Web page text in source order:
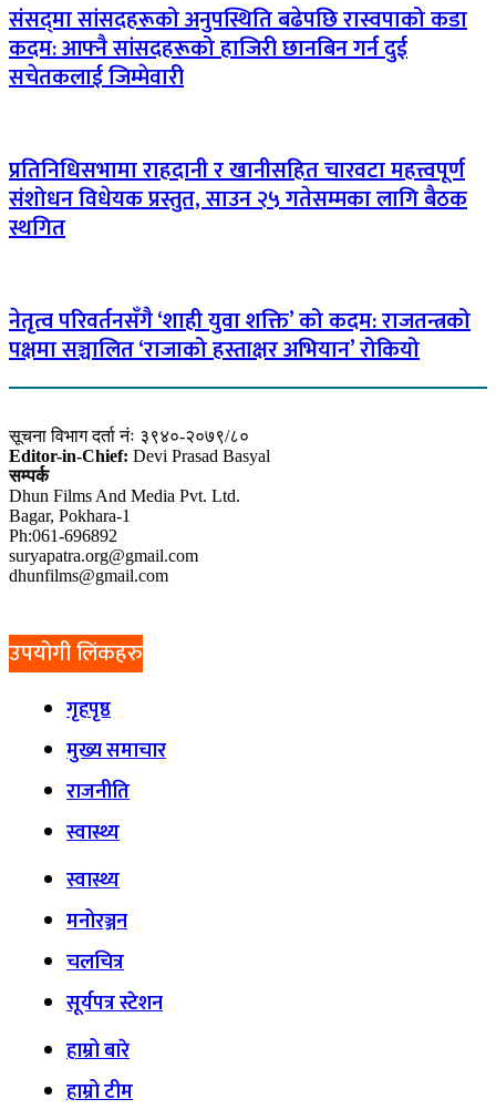
संसद्‌मा सांसदहरूको अनुपस्थिति बढेपछि रास्वपाको कडा
कदम: आफ्नै सांसदहरूको हाजिरी छानबिन गर्न दुई
सचेतकलाई जिम्मेवारी
प्रतिनिधिसभामा राहदानी र खानीसहित चारवटा महत्त्वपूर्ण
संशोधन विधेयक प्रस्तुत, साउन २५ गतेसम्मका लागि बैठक
स्थगित
नेतृत्व परिवर्तनसँगै ‘शाही युवा शक्ति’ को कदम: राजतन्त्रको
पक्षमा सञ्चालित ‘राजाको हस्ताक्षर अभियान’ रोकियो
सूचना विभाग दर्ता नंः ३९४०-२०७९/८०
Editor-in-Chief: Devi Prasad Basyal
सम्पर्क
Dhun Films And Media Pvt. Ltd.
Bagar, Pokhara-1
Ph:061-696892
suryapatra.org@gmail.com
dhunfilms@gmail.com
उपयोगी लिंकहरु
गृहपृष्ठ
मुख्य समाचार
राजनीति
स्वास्थ्य
स्वास्थ्य
मनोरञ्जन
चलचित्र
सूर्यपत्र स्टेशन
हाम्रो बारे
हाम्रो टीम